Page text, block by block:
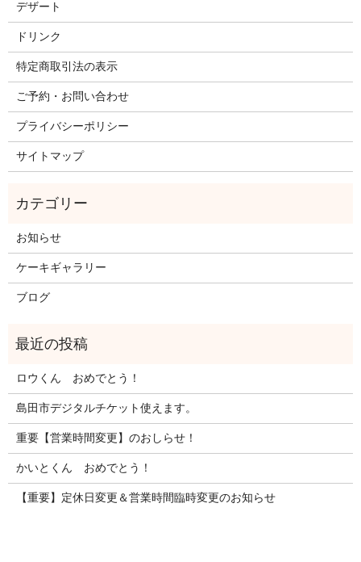
デザート
ドリンク
特定商取引法の表示
ご予約・お問い合わせ
プライバシーポリシー
サイトマップ
お知らせ
ケーキギャラリー
ブログ
ロウくん おめでとう！
島田市デジタルチケット使えます。
重要【営業時間変更】のおしらせ！
かいとくん おめでとう！
【重要】定休日変更＆営業時間臨時変更のお知らせ